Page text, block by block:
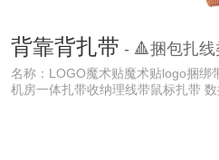
背靠背扎带 - 🔺捆包扎线
名称：LOGO魔术贴魔术贴logo捆绑
机房一体扎带收纳理线带鼠标扎带